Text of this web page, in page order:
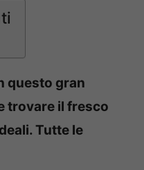
questo gran
trovare il fresco
Tutte le